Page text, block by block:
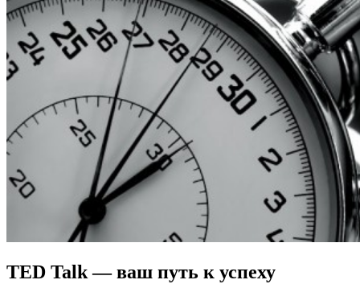
TED Talk — ваш путь к успеху